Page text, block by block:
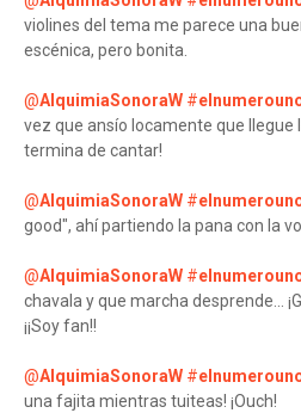
violines del tema me parece una
escénica, pero bonita.
@AlquimiaSonoraW #
vez que ansío locamente que llegue
termina de cantar!
@AlquimiaSonoraW #
good", ahí partiendo la pana con la
@AlquimiaSonoraW #
chavala y que marcha desprende...
¡¡Soy fan!!
@AlquimiaSonoraW #
una fajita mientras tuiteas! ¡Ouch!